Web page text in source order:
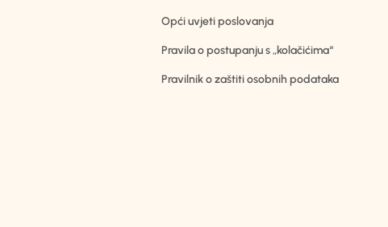
Opći uvjeti poslovanja
Pravila o postupanju s „kolačićima“
Pravilnik o zaštiti osobnih podataka